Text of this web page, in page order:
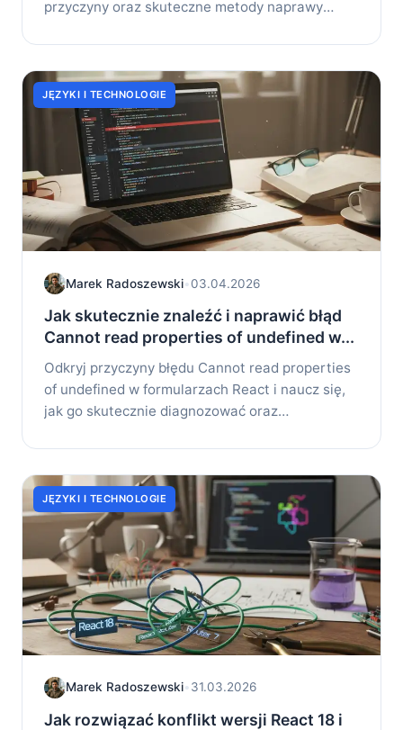
przyczyny oraz skuteczne metody naprawy
JĘZYKI I TECHNOLOGIE
Marek Radoszewski•03.04.2026
Jak skutecznie znaleźć i naprawić błąd
Cannot read properties of undefined w...
Odkryj przyczyny błędu Cannot read properties
of undefined w formularzach React i naucz się,
jak go skutecznie diagnozować oraz
JĘZYKI I TECHNOLOGIE
Marek Radoszewski•31.03.2026
Jak rozwiązać konflikt wersji React 18 i